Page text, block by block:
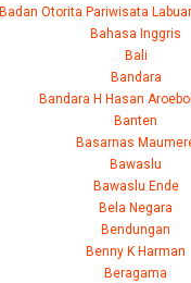
Badan Otorita Pariwisata
Bahasa Inggris
Bali
Bandara
Bandara H Hasan
Banten
Basarnas
Bawaslu
Bawaslu Ende
Bela Negara
Bendungan
Benny K Harman
Beragama